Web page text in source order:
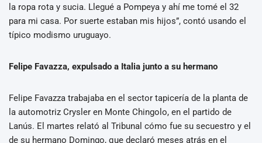
la ropa rota y sucia. Llegué a Pompeya y ahí me tomé el 32
para mi casa. Por suerte estaban mis hijos”, contó usando el
típico modismo uruguayo.
Felipe Favazza, expulsado a Italia junto a su hermano
Felipe Favazza trabajaba en el sector tapicería de la planta de
la automotriz Crysler en Monte Chingolo, en el partido de
Lanús. El martes relató al Tribunal cómo fue su secuestro y el
de su hermano Domingo, que declaró meses atrás en el